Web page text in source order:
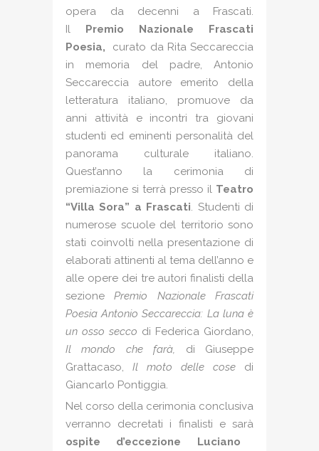
opera da decenni a Frascati.
Il Premio Nazionale Frascati
Poesia,
curato da Rita Seccareccia
in memoria del padre, Antonio
Seccareccia autore emerito della
letteratura italiano, promuove da
anni attività e incontri tra giovani
studenti ed eminenti personalità del
panorama culturale italiano.
Quest’anno la cerimonia di
premiazione si terrà presso il Teatro
“Villa Sora” a Frascati. Studenti di
numerose scuole del territorio sono
stati coinvolti nella presentazione di
elaborati attinenti al tema dell’anno e
alle opere dei tre autori finalisti della
sezionePremio Nazionale Frascati
Poesia Antonio Seccareccia: La luna è
un osso secco di Federica Giordano,
Il mondo che farà, di Giuseppe
Grattacaso, Il moto delle cose di
Giancarlo Pontiggia.
Nel corso della cerimonia conclusiva
verranno decretati i finalisti e sarà
ospite d’eccezione Luciano